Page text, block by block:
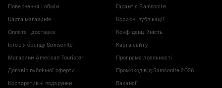
Повернення і обмін
Карта магазинів
Оплата і доставка
Історія бренду Samsonite
Магазини American Tourister
Договір публічної оферти
Корпоративні подарунки
Гарантія Samsonite
Корисні публікації
Конфіденційність
Карта сайту
Програма лояльності
Промокод від Samsonite 2026
Вакансії